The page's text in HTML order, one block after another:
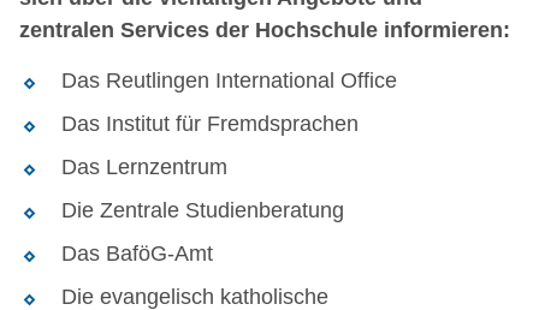
zentralen Services der Hochschule informieren:
Das Reutlingen International Office
Das Institut für Fremdsprachen
Das Lernzentrum
Die Zentrale Studienberatung
Das BaföG-Amt
Die evangelisch katholische